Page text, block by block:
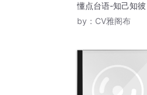
懂点台语-知己知彼
by： CV雅阁布